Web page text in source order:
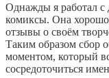
Однажды я работал с
комиксы. Она хорошо
отзывы о своём
Таким образом сбор
моментом, который
сосредоточиться